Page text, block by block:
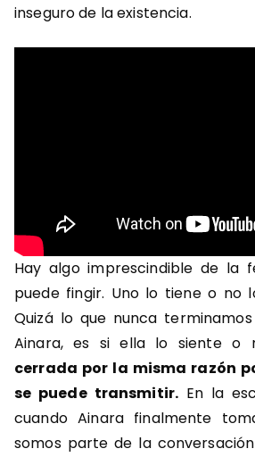
inseguro de la existencia.
Hay algo imprescindible de la
puede fingir. Uno lo tiene o no
Quizá lo que nunca
Ainara, es si ella lo siente o
cerrada por la misma razón
se puede transmitir. En la
cuando Ainara finalmente
somos parte de la